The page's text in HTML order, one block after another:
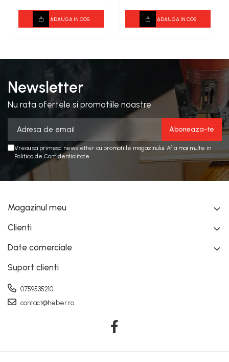
ADAUGA IN COS ADAUGA IN COS
Newsletter
Nu rata ofertele si promotiile noastre
Vreau sa primesc newsletter cu promotiile magazinului. Afla mai multe in
Politica de Confidentialitate
Magazinul meu
Clienti
Date comerciale
Suport clienti
0759535210
contact@heber.ro